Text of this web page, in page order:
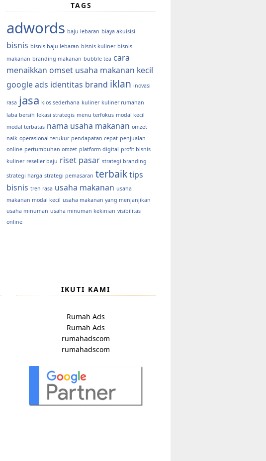
TAGS
adwords baju lebaran biaya akuisisi
bisnis bisnis baju lebaran bisnis kuliner bisnis
makanan branding makanan bubble tea cara
menaikkan omset usaha makanan kecil
google ads identitas brand iklan inovasi
rasa jasa kios sederhana kuliner kuliner rumahan
laba bersih lokasi strategis menu terfokus modal kecil
modal terbatas nama usaha makanan omzet
naik operasional terukur pendapatan cepat penjualan
online pertumbuhan omzet platform digital profit bisnis
kuliner reseller baju riset pasar strategi branding
strategi harga strategi pemasaran terbaiktips
bisnis tren rasa usaha makanan usaha
makanan modal kecil usaha makanan yang menjanjikan
usaha minuman usaha minuman kekinian visibilitas
online
IKUTI KAMI
Rumah Ads
Rumah Ads
rumahadscom
rumahadscom